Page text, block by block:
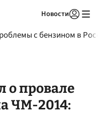
Новости
с бензином в
о провале
ЧМ-2014: